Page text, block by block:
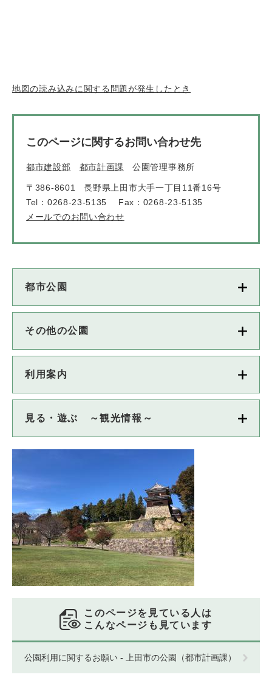
地図の読み込みに関する問題が発生したとき
このページに関するお問い合わせ先
都市建設部 都市計画課 公園管理事務所
〒386-8601
長野県上田市大手一丁目11番16号
Tel：0268-23-5135
Fax：0268-23-5135
メールでのお問い合わせ
都市公園
その他の公園
利用案内
見る・遊ぶ ～観光情報～
このページを見ている人は
こんなページも見ています
公園利用に関するお願い - 上田市の公園（都市計画課）